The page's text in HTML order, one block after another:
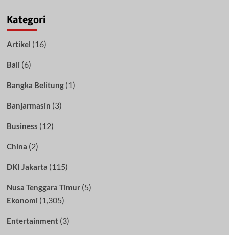
Kategori
Artikel (16)
Bali (6)
Bangka Belitung(1)
Banjarmasin (3)
Business (12)
China (2)
DKI Jakarta (115)
Nusa Tenggara Timur(5)
Ekonomi (1,305)
Entertainment(3)